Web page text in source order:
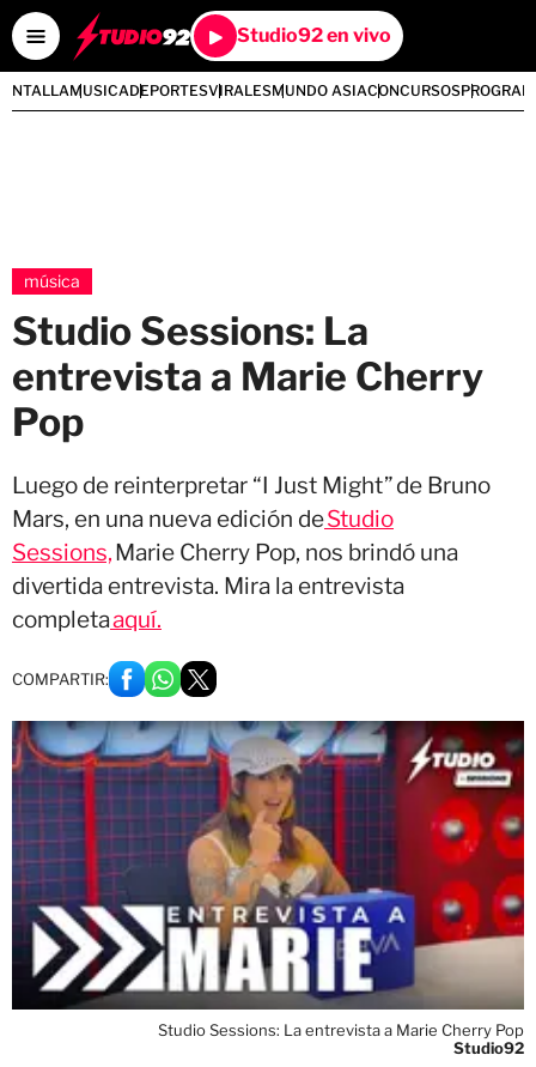
Studio92 en vivo
MUSICADEPORTESVIRALESMUNDO ASIACONCURSOS
música
Studio Sessions: La
entrevista a Marie Cherry
Pop
Luego de reinterpretar “I Just Might” de Bruno
Mars, en una nueva edición deStudio
Sessions,Marie Cherry Pop, nos brindó una
divertida entrevista. Mira la entrevista
completaaquí.
COMPARTIR:
Studio Sessions: La entrevista a Marie Cherry Pop
Studio92